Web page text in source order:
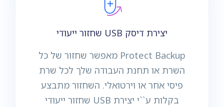
יצירת דיסק USB שחזור ייעודי
Protect Backup מאפשר שחזור של כל
השרת או תחנת העבודה שלך לכל שרת
פיסי אחר או וירטואלי. השחזור מתבצע
בקלות ע``י יצירת USB שחזור ייעודי